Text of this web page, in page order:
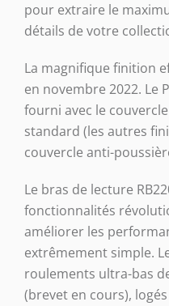
pour extraire le
détails de votre
La magnifique finition
en novembre 2022. Le
fourni avec le
standard (les autres
couvercle anti-
Le bras de lecture
fonctionnalités
améliorer les
extrêmement simple.
roulements ultra-bas
(brevet en cours),